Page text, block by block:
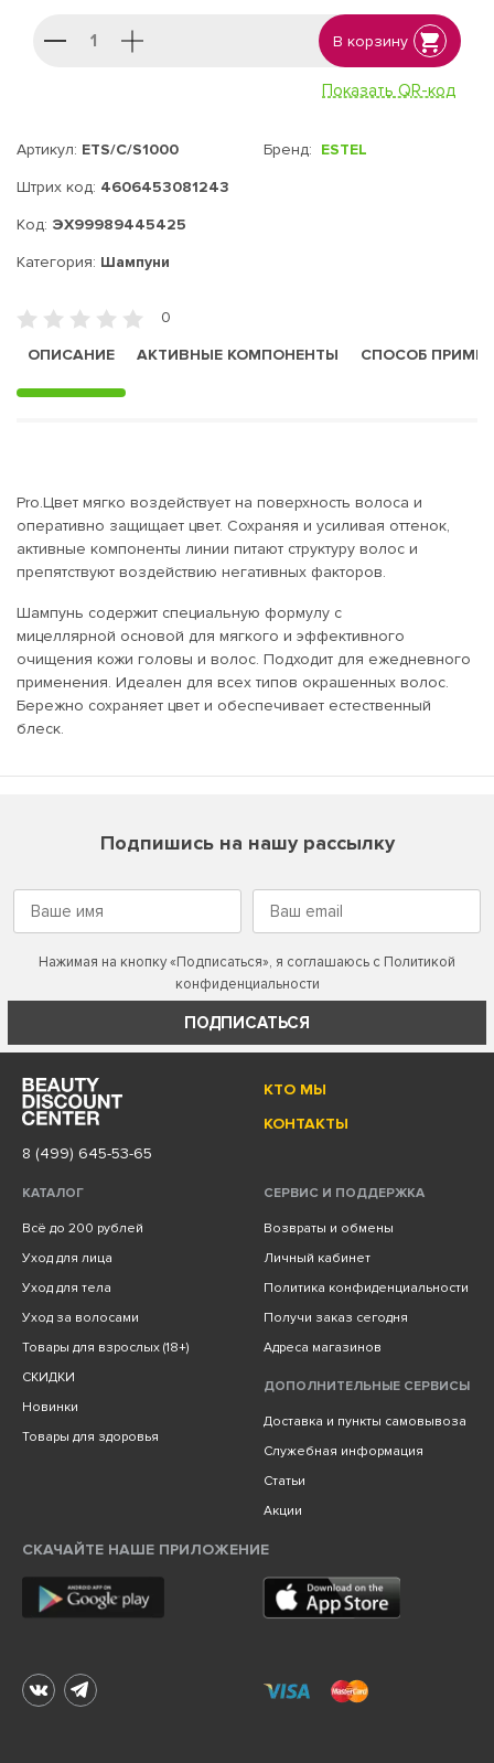
В корзину
Показать QR-код
Артикул: ETS/C/S1000
Штрих код: 4606453081243
Код: ЭХ99989445425
Бренд: ESTEL
Категория: Шампуни
0
ОПИСАНИЕ
АКТИВНЫЕ КОМПОНЕНТЫ СПОСОБ
Pro.Цвет мягко воздействует на поверхность волоса и
оперативно защищает цвет. Сохраняя и усиливая оттенок,
активные компоненты линии питают структуру волос и
препятствуют воздействию негативных факторов.
Шампунь содержит специальную формулу с
мицеллярной основой для мягкого и эффективного
очищения кожи головы и волос. Подходит для ежедневного
применения. Идеален для всех типов окрашенных волос.
Бережно сохраняет цвет и обеспечивает естественный
блеск.
Подпишись на нашу рассылку
Нажимая на кнопку «Подписаться», я соглашаюсь с Политикой
конфиденциальности
ПОДПИСАТЬСЯ
КТО МЫ
КОНТАКТЫ
8 (499) 645-53-65
КАТАЛОГ
Всё до 200 рублей
Уход для лица
Уход для тела
Уход за волосами
Товары для взрослых (18+)
СКИДКИ
Новинки
Товары для здоровья
СЕРВИС И ПОДДЕРЖКА
Возвраты и обмены
Личный кабинет
Политика конфиденциальности
Получи заказ сегодня
Адреса магазинов
ДОПОЛНИТЕЛЬНЫЕ СЕРВИСЫ
Доставка и пункты самовывоза
Служебная информация
Статьи
Акции
СКАЧАЙТЕ НАШЕ ПРИЛОЖЕНИЕ